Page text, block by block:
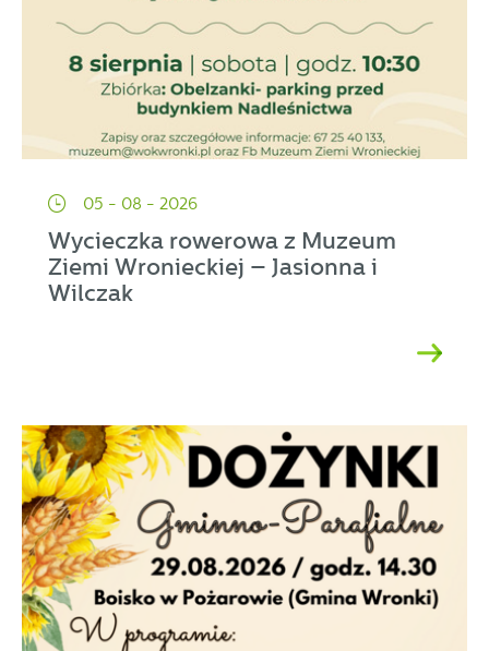
05 - 08 - 2026
Wycieczka rowerowa z Muzeum
Ziemi Wronieckiej – Jasionna i
Wilczak